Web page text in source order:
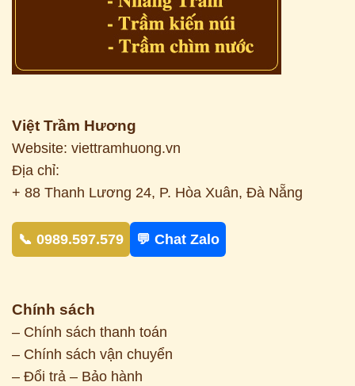
Việt Trầm Hương
Website: viettramhuong.vn
Địa chỉ:
+ 88 Thanh Lương 24, P. Hòa Xuân, Đà Nẵng
📞 0989.597.579 💬 Chat Zalo
Chính sách
– Chính sách thanh toán
– Chính sách vận chuyển
– Đổi trả – Bảo hành